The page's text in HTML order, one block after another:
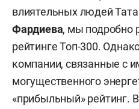
влиятельных людей
Фардиева, мы подробно
рейтинге Топ-300.
компании, связанные с
могущественного
«прибыльный» рейтинг.